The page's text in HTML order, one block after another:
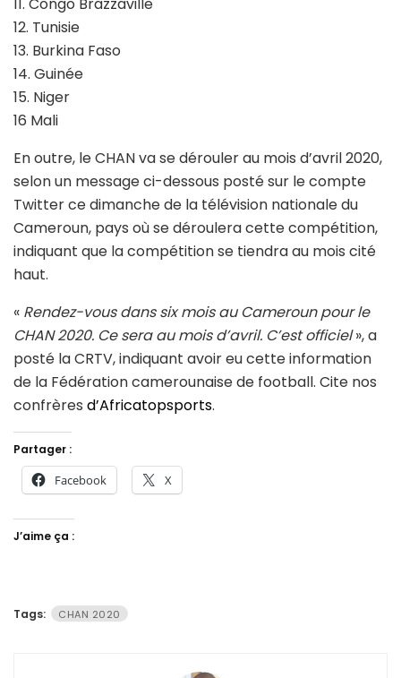
12. Tunisie
13. Burkina Faso
14. Guinée
15. Niger
16 Mali
En outre, le CHAN va se dérouler au mois d’avril 2020,
selon un message ci-dessous posté sur le compte
Twitter ce dimanche de la télévision nationale du
Cameroun, pays où se déroulera cette compétition,
indiquant que la compétition se tiendra au mois cité
haut.
« Rendez-vous dans six mois au Cameroun pour le
CHAN 2020. Ce sera au mois d’avril. C’est officiel», a
posté la CRTV, indiquant avoir eu cette information
de la Fédération camerounaise de football. Cite nos
confrères d’Africatopsports.
Partager :
Facebook X
J’aime ça :
Tags: CHAN 2020